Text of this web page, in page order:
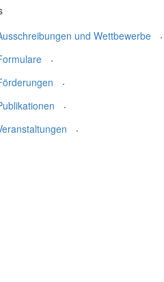
und Wettbewerbe
.
.
.
.
.